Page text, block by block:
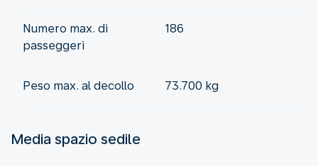
Numero max. di
passeggeri
186
Peso max. al decollo 73.700 kg
Media spazio sedile